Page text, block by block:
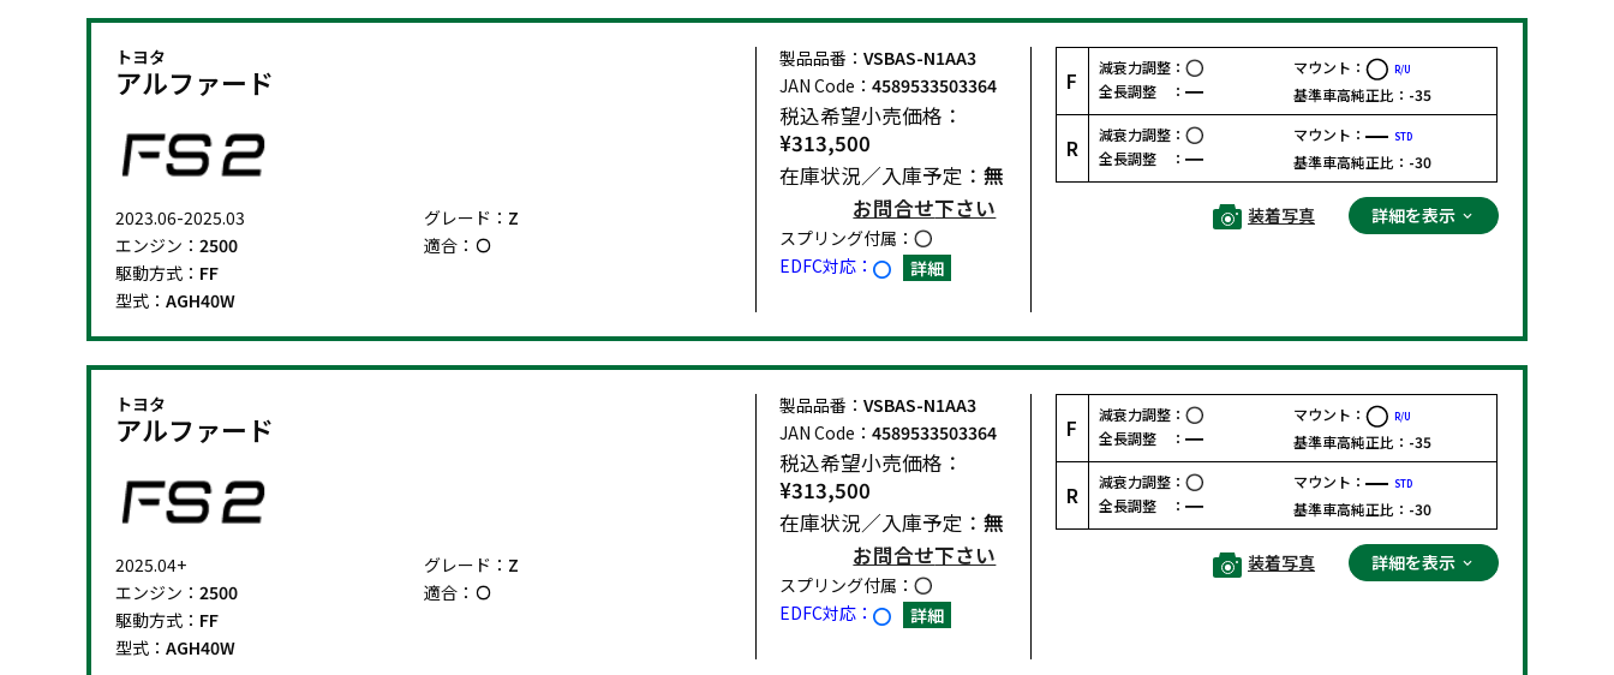
トヨタ
アルファード
2023.06-2025.03
エンジン： 2500
駆動方式： FF
型式： AGH40W
グレード： Z
適合：
製品品番： VSBAS-N1AA3
JAN Code： 4589533503364
税込希望小売価格：
¥313,500
在庫状況／入庫予定： 無
お問合せ下さい
スプリング付属：
EDFC対応：
詳細
F
減衰力調整：
全長調整 ：
マウント： R/U
基準車高純正比： -35
R
減衰力調整：
全長調整 ：
マウント： STD
基準車高純正比： -30
装着写真 詳細を表示
トヨタ
アルファード
2025.04+
エンジン： 2500
駆動方式： FF
型式： AGH40W
グレード： Z
適合：
製品品番： VSBAS-N1AA3
JAN Code： 4589533503364
税込希望小売価格：
¥313,500
在庫状況／入庫予定： 無
お問合せ下さい
スプリング付属：
EDFC対応：
詳細
F
減衰力調整：
全長調整 ：
マウント： R/U
基準車高純正比： -35
R
減衰力調整：
全長調整 ：
マウント： STD
基準車高純正比： -30
装着写真 詳細を表示